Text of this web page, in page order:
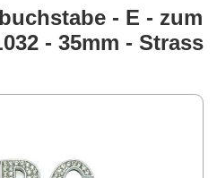
- E - zum
- 35mm - Strass